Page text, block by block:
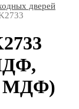
дверей
МДФ)